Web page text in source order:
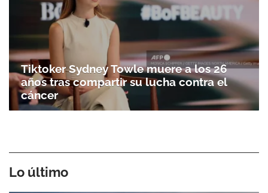
Tiktoker Sydney Towle muere a los 26
años tras compartir su lucha contra el
cáncer
Lo último